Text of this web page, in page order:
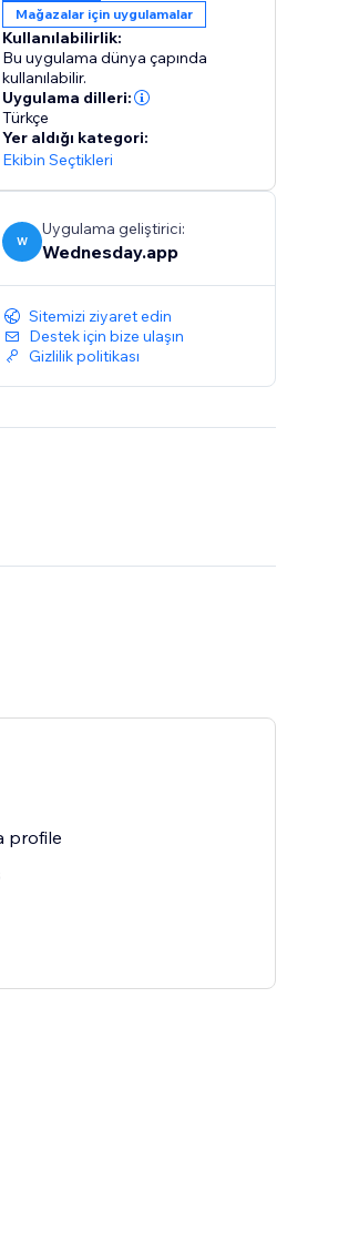
Mağazalar için uygulamalar
Kullanılabilirlik:
Bu uygulama dünya çapında
kullanılabilir.
Uygulama dilleri:
Türkçe
Yer aldığı kategori:
Ekibin Seçtikleri
W
Uygulama geliştirici:
Wednesday.app
Sitemizi ziyaret edin
Destek için bize ulaşın
Gizlilik politikası
profile